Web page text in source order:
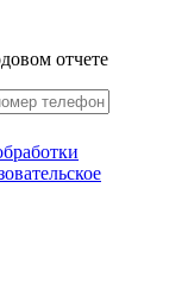
отчете